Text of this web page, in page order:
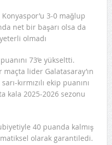
3-0 mağlup
net bir başarı olsa da
olmadı
73’e yükseltti.
lider Galatasaray’ın
kırmızılı ekip puanını
kala 2025-2026 sezonu
40 puanda kalmış
olarak garantiledi.